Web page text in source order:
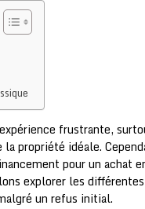
frustrante,
propriété idéale.
pour un achat
explorer les
un refus initial.